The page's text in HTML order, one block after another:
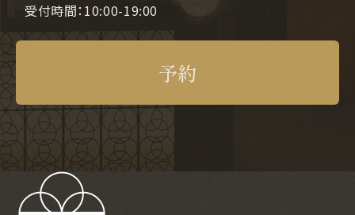
受付時間：10:00-19:00
予約